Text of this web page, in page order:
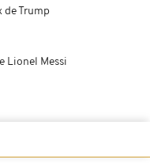
de Trump
Lionel Messi